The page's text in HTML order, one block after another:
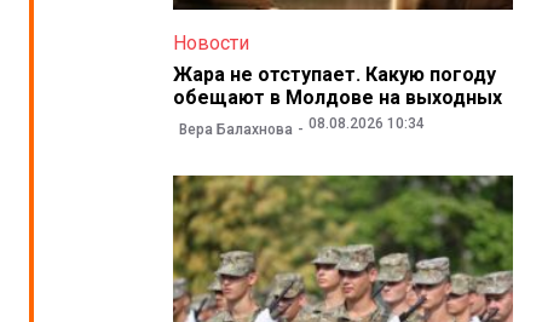
Новости
Жара не отступает. Какую погоду
обещают в Молдове на выходных
Вера Балахнова 08.08.2026 10:34